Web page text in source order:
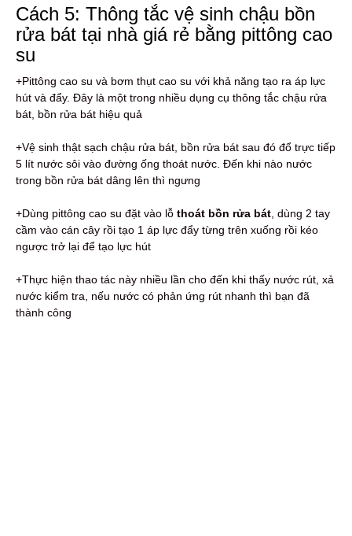
Cách 5: Thông tắc vệ sinh chậu bồn
rửa bát tại nhà giá rẻ bằng pittông cao
su
+Pittông cao su và bơm thụt cao su với khả năng tạo ra áp lực
hút và đẩy. Đây là một trong nhiều dụng cụ thông tắc chậu rửa
bát, bồn rửa bát hiệu quả
+Vệ sinh thật sạch chậu rửa bát, bồn rửa bát sau đó đổ trực tiếp
5 lít nước sôi vào đường ống thoát nước. Đến khi nào nước
trong bồn rửa bát dâng lên thì ngưng
+Dùng pittông cao su đặt vào lỗ thoát bồn rửa bát , dùng 2 tay
cầm vào cán cây rồi tạo 1 áp lực đẩy từng trên xuống rồi kéo
ngược trở lại để tạo lực hút
+Thực hiện thao tác này nhiều lần cho đến khi thấy nước rút, xả
nước kiểm tra, nếu nước có phản ứng rút nhanh thì bạn đã
thành công